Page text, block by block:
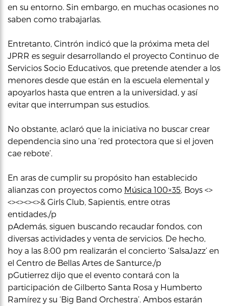
en su entorno. Sin embargo, en muchas ocasiones no
saben como trabajarlas.
Entretanto, Cintrón indicó que la próxima meta del
JPRR es seguir desarrollando el proyecto Continuo de
Servicios Socio Educativos, que pretende atender a los
menores desde que están en la escuela elemental y
apoyarlos hasta que entren a la universidad, y así
evitar que interrumpan sus estudios.
No obstante, aclaró que la iniciativa no buscar crear
dependencia sino una ‘red protectora que si el joven
cae rebote’.
En aras de cumplir su propósito han establecido
alianzas con proyectos como Música 100×35, Boys <>
<><><><>& Girls Club, Sapientis, entre otras
entidades./p
pAdemás, siguen buscando recaudar fondos, con
diversas actividades y venta de servicios. De hecho,
hoy a las 8:00 pm realizarán el concierto ‘SalsaJazz’ en
el Centro de Bellas Artes de Santurce./p
pGutierrez dijo que el evento contará con la
participación de Gilberto Santa Rosa y Humberto
Ramírez y su ‘Big Band Orchestra’. Ambos estarán